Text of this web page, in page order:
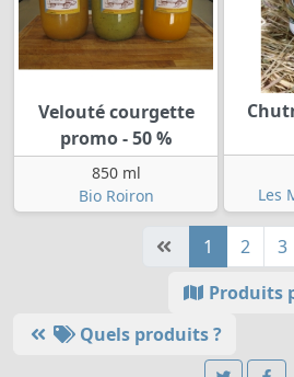
Velouté courgette
promo - 50 %
850 ml
Bio Roiron
Les
1 2
3
Produits
Quels produits ?